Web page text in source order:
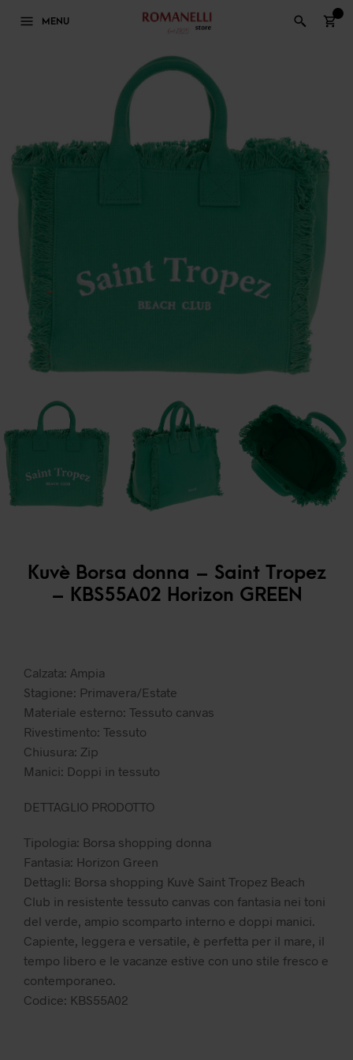
MENU
Kuvè Borsa donna – Saint Tropez
– KBS55A02 Horizon GREEN
Calzata: Ampia
Stagione: Primavera/Estate
Materiale esterno: Tessuto canvas
Rivestimento: Tessuto
Chiusura: Zip
Manici: Doppi in tessuto
DETTAGLIO PRODOTTO
Tipologia: Borsa shopping donna
Fantasia: Horizon Green
Dettagli: Borsa shopping Kuvè Saint Tropez Beach
Club in resistente tessuto canvas con fantasia nei toni
del verde, ampio scomparto interno e doppi manici.
Capiente, leggera e versatile, è perfetta per il mare, il
tempo libero e le vacanze estive con uno stile fresco e
contemporaneo.
Codice: KBS55A02